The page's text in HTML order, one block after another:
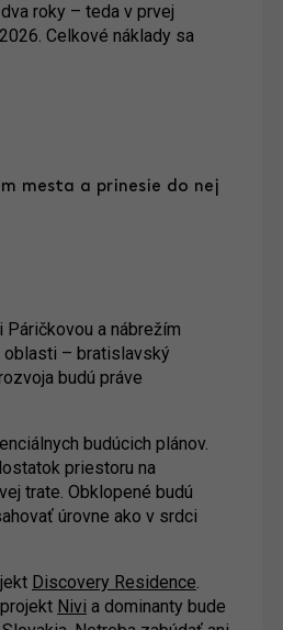
roky – teda v prvej
Celkové náklady sa
mesta a prinesie do nej
a nábrežím
oblasti – bratislavský
budú práve
budúcich plánov.
priestoru na
trate. Obklopené budú
úrovne ako v srdci
Discovery Residence.
Nivi a dominanty bude